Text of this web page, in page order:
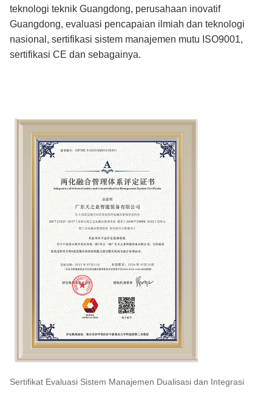
teknologi teknik Guangdong, perusahaan inovatif
Guangdong, evaluasi pencapaian ilmiah dan teknologi
nasional, sertifikasi sistem manajemen mutu ISO9001,
sertifikasi CE dan sebagainya.
Sertifikat Evaluasi Sistem Manajemen Dualisasi dan Integrasi